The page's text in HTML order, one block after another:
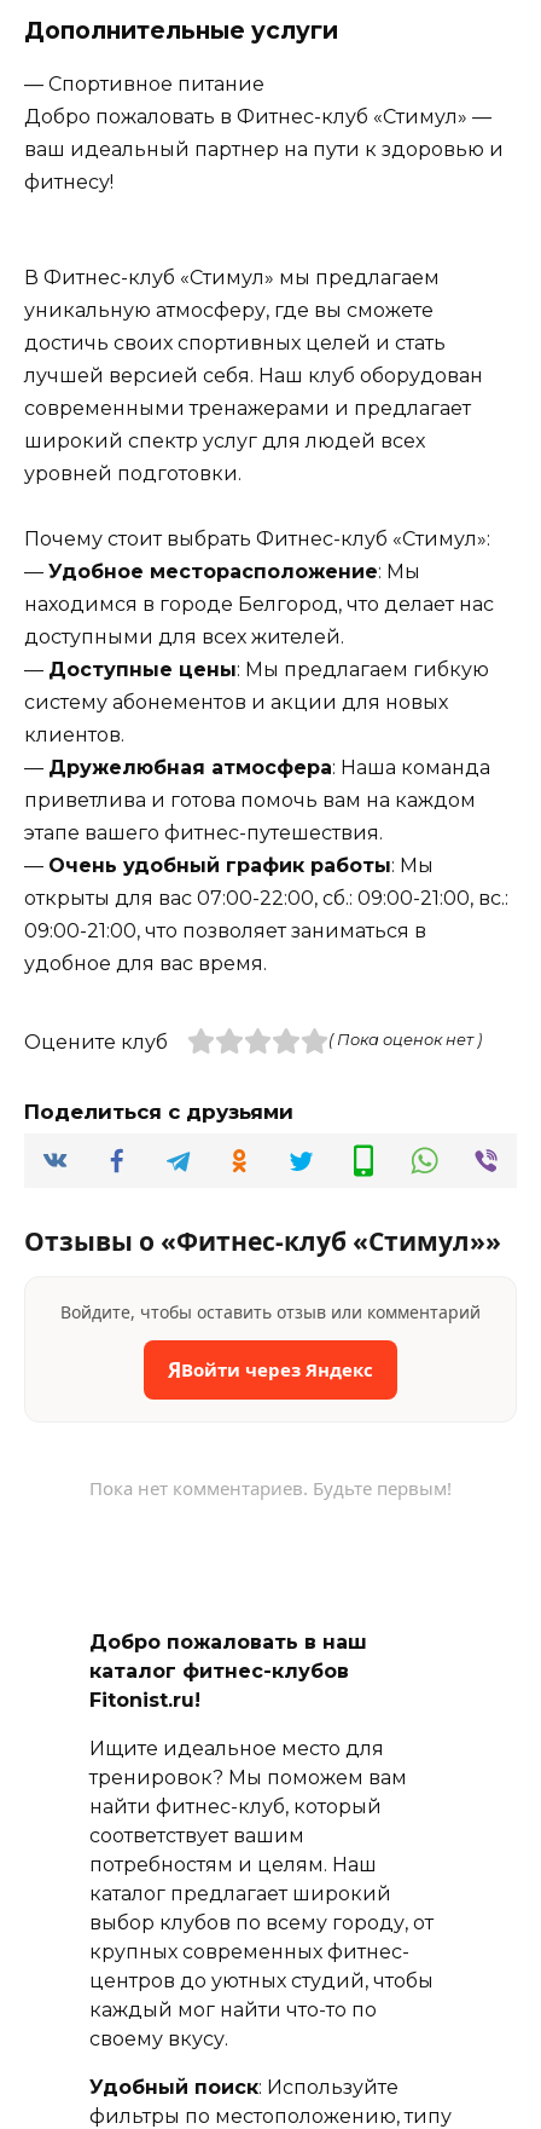
Дополнительные услуги
— Спортивное питание
Добро пожаловать в Фитнес-клуб «Стимул» —
ваш идеальный партнер на пути к здоровью и
фитнесу!
В Фитнес-клуб «Стимул» мы предлагаем
уникальную атмосферу, где вы сможете
достичь своих спортивных целей и стать
лучшей версией себя. Наш клуб оборудован
современными тренажерами и предлагает
широкий спектр услуг для людей всех
уровней подготовки.
Почему стоит выбрать Фитнес-клуб «Стимул»:
— Удобное месторасположение: Мы
находимся в городе Белгород, что делает нас
доступными для всех жителей.
— Доступные цены: Мы предлагаем гибкую
систему абонементов и акции для новых
клиентов.
— Дружелюбная атмосфера: Наша команда
приветлива и готова помочь вам на каждом
этапе вашего фитнес-путешествия.
— Очень удобный график работы: Мы
открыты для вас 07:00-22:00, сб.: 09:00-21:00, вс.:
09:00-21:00, что позволяет заниматься в
удобное для вас время.
Оцените клуб ( Пока оценок нет )
Поделиться с друзьями
Отзывы о «Фитнес-клуб «Стимул»»
Войдите, чтобы оставить отзыв или комментарий
ЯВойти через Яндекс
Пока нет комментариев. Будьте первым!
Добро пожаловать в наш
каталог фитнес-клубов
Fitonist.ru!
Ищите идеальное место для
тренировок? Мы поможем вам
найти фитнес-клуб, который
соответствует вашим
потребностям и целям. Наш
каталог предлагает широкий
выбор клубов по всему городу, от
крупных современных фитнес-
центров до уютных студий, чтобы
каждый мог найти что-то по
своему вкусу.
Удобный поиск: Используйте
фильтры по местоположению, типу